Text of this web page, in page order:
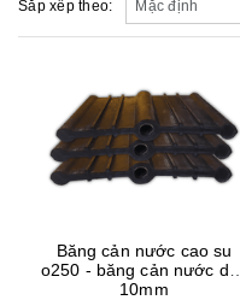
Sắp xếp theo:
Băng cản nước cao su
o250 - băng cản nước dầy
10mm